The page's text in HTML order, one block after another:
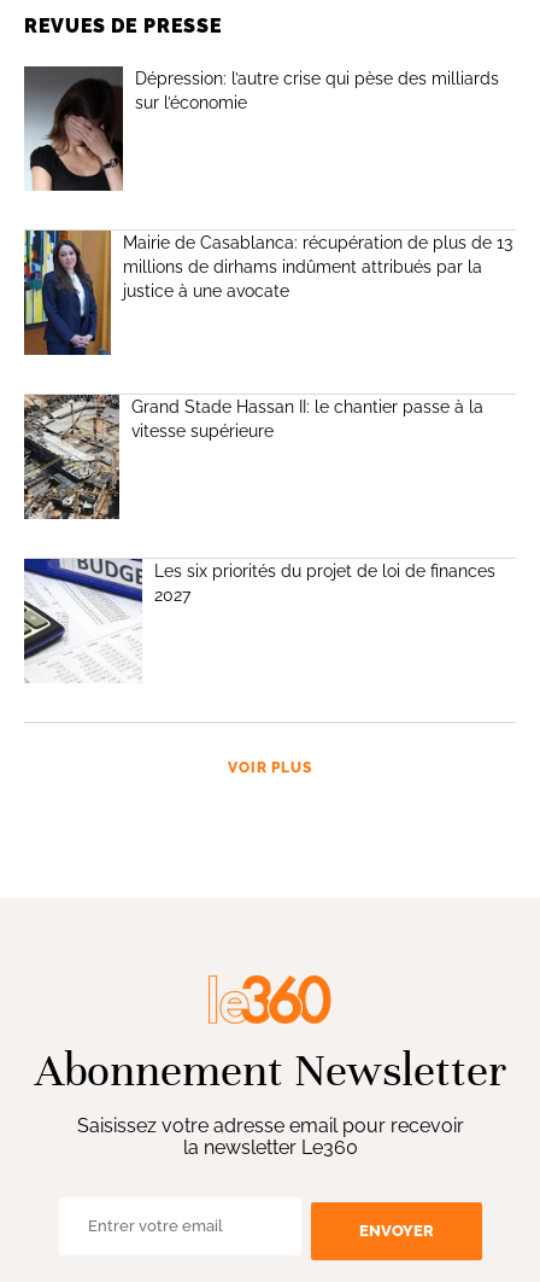
REVUES DE PRESSE
Dépression: l’autre crise qui pèse des milliards
sur l’économie
Mairie de Casablanca: récupération de plus de 13
millions de dirhams indûment attribués par la
justice à une avocate
Grand Stade Hassan II: le chantier passe à la
vitesse supérieure
Les six priorités du projet de loi de finances
2027
VOIR PLUS
Abonnement Newsletter
Saisissez votre adresse email pour recevoir
la newsletter Le360
ENVOYER